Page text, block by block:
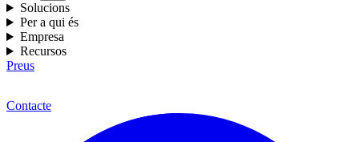
Solucions
Per a qui és
Empresa
Recursos
Preus
Contacte